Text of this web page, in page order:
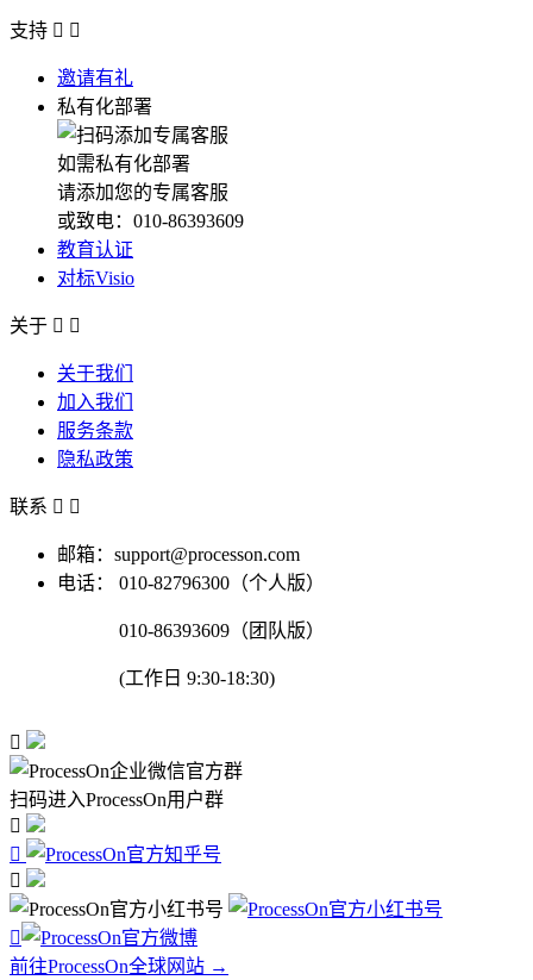
支持  
邀请有礼
私有化部署
如需私有化部署
请添加您的专属客服
或致电：010-86393609
教育认证
对标Visio
关于  
关于我们
加入我们
服务条款
隐私政策
联系  
邮箱：support@processon.com
电话：
010-82796300（个人版）
010-86393609（团队版）
(工作日 9:30-18:30)

扫码进入ProcessOn用户群




前往ProcessOn全球网站 →